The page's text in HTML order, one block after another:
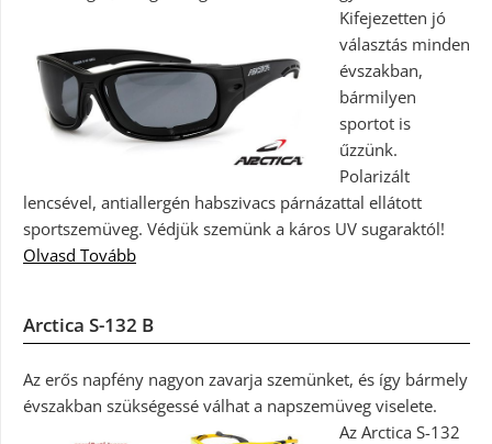
Kifejezetten jó
választás minden
évszakban,
bármilyen
sportot is
űzzünk.
Polarizált
lencsével, antiallergén habszivacs párnázattal ellátott
sportszemüveg. Védjük szemünk a káros UV sugaraktól!
Olvasd Tovább
Arctica S-132 B
Az erős napfény nagyon zavarja szemünket, és így bármely
évszakban szükségessé válhat a napszemüveg viselete.
Az Arctica S-132